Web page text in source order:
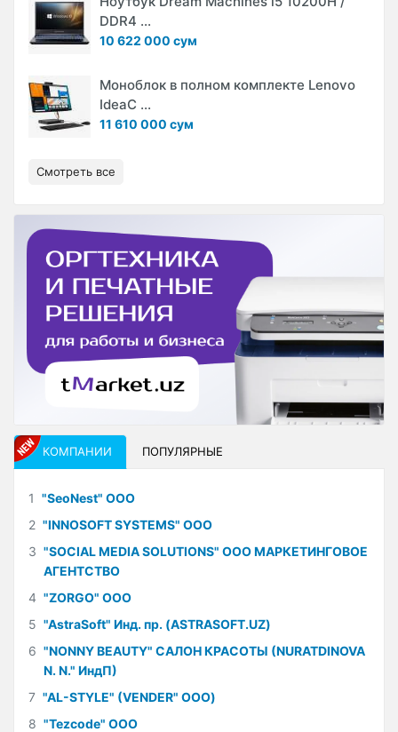
DDR4 ...
10 622 000 сум
Моноблок в полном комплекте Lenovo
IdeaC ...
11 610 000 сум
Смотреть все
КОМПАНИИ ПОПУЛЯРНЫЕ
1 "SeoNest" ООО
2 "INNOSOFT SYSTEMS" ООО
3 "SOCIAL MEDIA SOLUTIONS" ООО МАРКЕТИНГОВОЕ
АГЕНТСТВО
4 "ZORGO" ООО
5 "AstraSoft" Инд. пр. (ASTRASOFT.UZ)
6 "NONNY BEAUTY" САЛОН КРАСОТЫ (NURATDINOVA
N. N." ИндП)
7 "AL-STYLE" (VENDER" ООО)
8 "Tezcode" ООО